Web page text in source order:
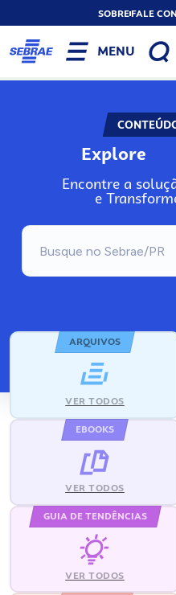
SOBREFALE
MENU
Explore
Encontre a
e
ARQUIVOS
VER TODOS
EBOOKS
VER TODOS
GUIA DE TENDÊNCIAS
VER TODOS